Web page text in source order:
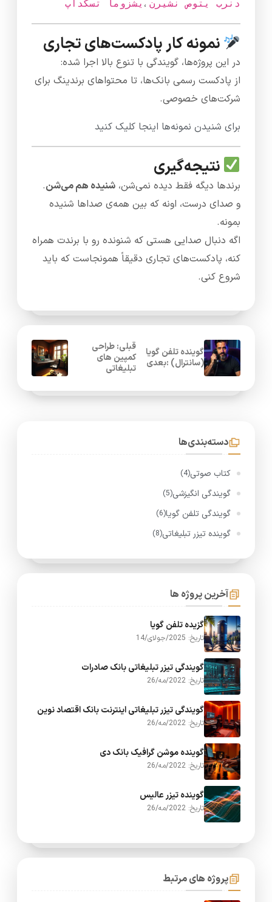
پادکست آموزشی ، نریشن صوتی برند
نمونه کار پادکست‌های تجاری
در این پروژه‌ها، گویندگی با تنوع بالا اجرا شده:
از پادکست رسمی بانک‌ها، تا محتواهای برندینگ برای
شرکت‌های خصوصی.
برای شنیدن نمونه‌ها اینجا کلیک کنید
نتیجه‌گیری
برندها دیگه فقط دیده نمی‌شن، شنیده هم می‌شن.
و صدای درست، اونه که بین همه‌ی صداها شنیده
بمونه.
اگه دنبال صدایی هستی که شنونده رو با برندت همراه
کنه، پادکست‌های تجاری دقیقاً همونجاست که باید
شروع کنی.
گوینده تلفن گویا
(سانترال) :بعدی
قبلی: طراحی
کمپین های
تبلیغاتی
دسته‌بندی‌ها
کتاب صوتی(4)
گویندگی انگیزشی(5)
گویندگی تلفن گویا(6)
گوینده تیزر تبلیغاتی(8)
آخرین پروژه ها
گزیده تلفن گویا
تاریخ: 2025/جولای/14
گویندگی تیزر تبلیغاتی بانک صادرات
تاریخ: 2022/مه/26
گویندگی تیزر تبلیغاتی اینترنت بانک اقتصاد نوین
تاریخ: 2022/مه/26
گوینده موشن گرافیک بانک دی
تاریخ: 2022/مه/26
گوینده تیزر عالیس
تاریخ: 2022/مه/26
پروژه های مرتبط